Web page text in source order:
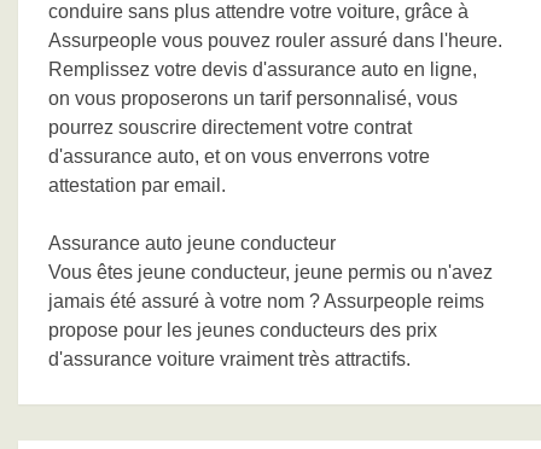
conduire sans plus attendre votre voiture, grâce à
Assurpeople vous pouvez rouler assuré dans l'heure.
Remplissez votre devis d'assurance auto en ligne,
on vous proposerons un tarif personnalisé, vous
pourrez souscrire directement votre contrat
d'assurance auto, et on vous enverrons votre
attestation par email.
Assurance auto jeune conducteur
Vous êtes jeune conducteur, jeune permis ou n'avez
jamais été assuré à votre nom ? Assurpeople reims
propose pour les jeunes conducteurs des prix
d'assurance voiture vraiment très attractifs.